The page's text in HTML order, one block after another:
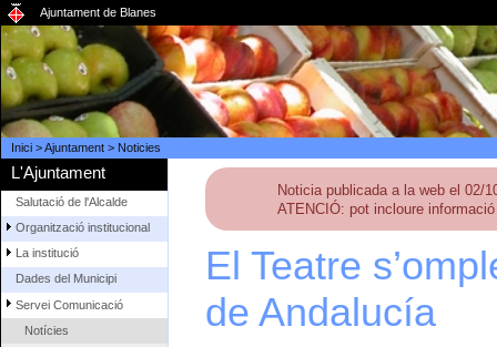
Ajuntament de Blanes
Inici>Ajuntament> Noticies
L'Ajuntament
Salutació de l'Alcalde
Organització institucional
La institució
Dades del Municipi
Servei Comunicació
Notícies
Noticia publicada a la web el 02/
ATENCIÓ: pot incloure
El Teatre
de Andalucía